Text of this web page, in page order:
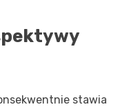
stawia